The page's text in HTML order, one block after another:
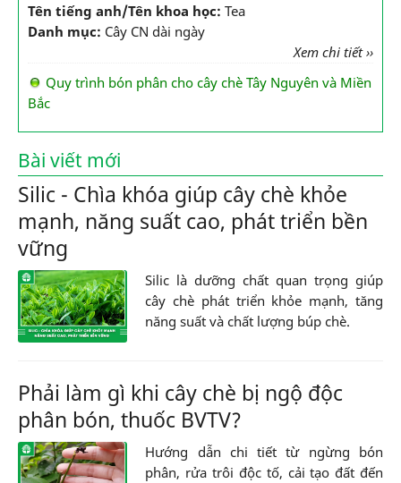
Tên tiếng anh/Tên khoa học: Tea
Danh mục: Cây CN dài ngày
Xem chi tiết ››
Quy trình bón phân cho cây chè Tây Nguyên và Miền
Bắc
Bài viết mới
Silic - Chìa khóa giúp cây chè khỏe
mạnh, năng suất cao, phát triển bền
vững
Silic là dưỡng chất quan trọng giúp
cây chè phát triển khỏe mạnh, tăng
năng suất và chất lượng búp chè.
Phải làm gì khi cây chè bị ngộ độc
phân bón, thuốc BVTV?
Hướng dẫn chi tiết từ ngừng bón
phân, rửa trôi độc tố, cải tạo đất đến